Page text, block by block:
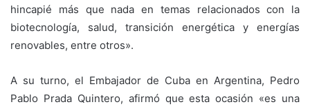
hincapié más que nada en temas relacionados con la
biotecnología, salud, transición energética y energías
renovables, entre otros».
A su turno, el Embajador de Cuba en Argentina, Pedro
Pablo Prada Quintero, afirmó que esta ocasión «es una